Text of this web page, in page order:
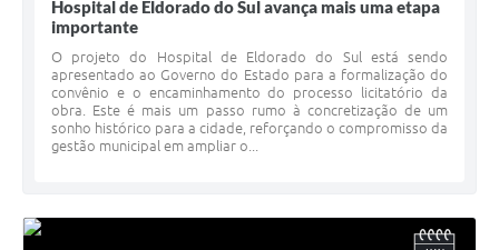
Hospital de Eldorado do Sul avança mais uma etapa
importante
O projeto do Hospital de Eldorado do Sul está sendo
apresentado ao Governo do Estado para a formalização do
convênio e o encaminhamento do processo licitatório da
obra. Este é mais um passo rumo à concretização de um
sonho histórico para a cidade, reforçando o compromisso da
gestão municipal em ampliar o...